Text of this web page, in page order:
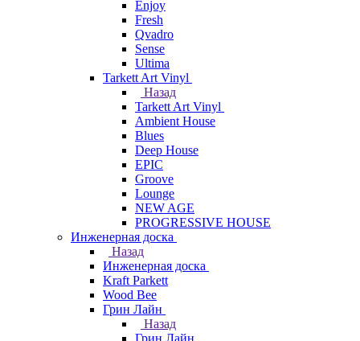
Enjoy
Fresh
Qvadro
Sense
Ultima
Tarkett Art Vinyl
Назад
Tarkett Art Vinyl
Ambient House
Blues
Deep House
EPIC
Groove
Lounge
NEW AGE
PROGRESSIVE HOUSE
Инженерная доска
Назад
Инженерная доска
Kraft Parkett
Wood Bee
Грин Лайн
Назад
Грин Лайн